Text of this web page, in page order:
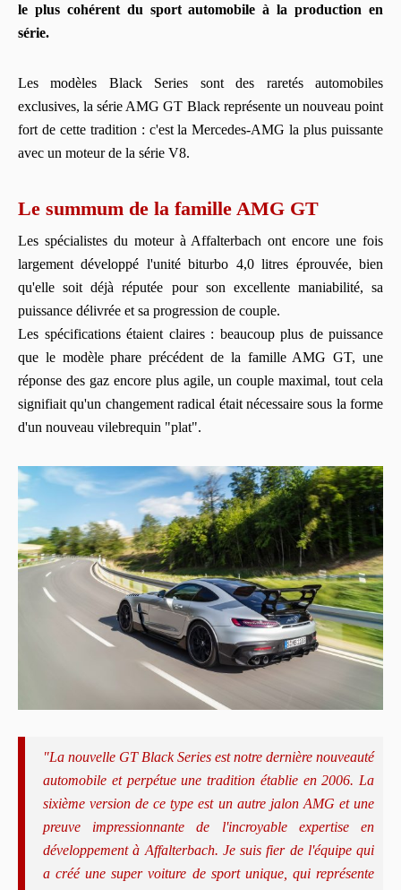
le plus cohérent du sport automobile à la production en
série.
Les modèles Black Series sont des raretés automobiles
exclusives, la série AMG GT Black représente un nouveau point
fort de cette tradition : c'est la Mercedes-AMG la plus puissante
avec un moteur de la série V8.
Le summum de la famille AMG GT
Les spécialistes du moteur à Affalterbach ont encore une fois
largement développé l'unité biturbo 4,0 litres éprouvée, bien
qu'elle soit déjà réputée pour son excellente maniabilité, sa
puissance délivrée et sa progression de couple.
Les spécifications étaient claires : beaucoup plus de puissance
que le modèle phare précédent de la famille AMG GT, une
réponse des gaz encore plus agile, un couple maximal, tout cela
signifiait qu'un changement radical était nécessaire sous la forme
d'un nouveau vilebrequin "plat".
"La nouvelle GT Black Series est notre dernière nouveauté
automobile et perpétue une tradition établie en 2006. La
sixième version de ce type est un autre jalon AMG et une
preuve impressionnante de l'incroyable expertise en
développement à Affalterbach. Je suis fier de l'équipe qui
a créé une super voiture de sport unique, qui représente